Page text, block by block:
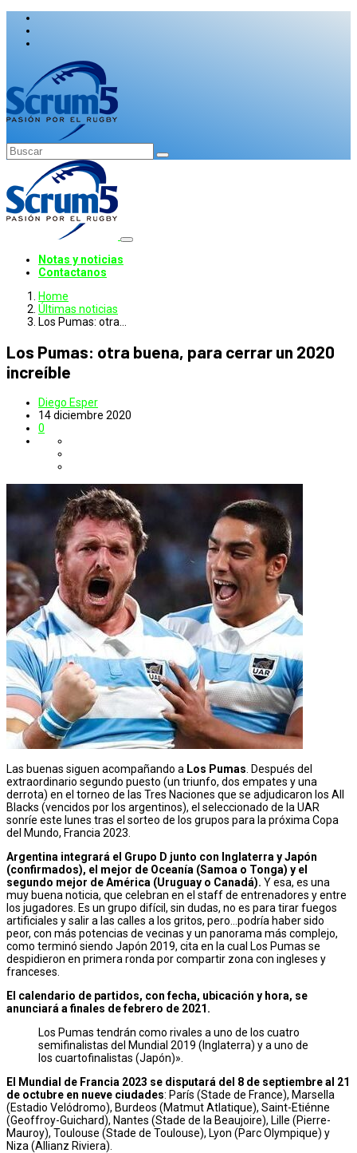
Notas y noticias
Contactanos
Home
Últimas noticias
Los Pumas: otra…
Los Pumas: otra buena, para cerrar un 2020
increíble
Diego Esper
14 diciembre 2020
0
Las buenas siguen acompañando a Los Pumas . Después del
extraordinario segundo puesto (un triunfo, dos empates y una
derrota) en el torneo de las Tres Naciones que se adjudicaron los All
Blacks (vencidos por los argentinos), el seleccionado de la UAR
sonríe este lunes tras el sorteo de los grupos para la próxima Copa
del Mundo, Francia 2023.
Argentina integrará el Grupo D junto con Inglaterra y Japón
(confirmados), el mejor de Oceanía (Samoa o Tonga) y el
segundo mejor de América (Uruguay o Canadá). Y esa, es una
muy buena noticia, que celebran en el staff de entrenadores y entre
los jugadores. Es un grupo difícil, sin dudas, no es para tirar fuegos
artificiales y salir a las calles a los gritos, pero…podría haber sido
peor, con más potencias de vecinas y un panorama más complejo,
como terminó siendo Japón 2019, cita en la cual Los Pumas se
despidieron en primera ronda por compartir zona con ingleses y
franceses.
El calendario de partidos, con fecha, ubicación y hora, se
anunciará a finales de febrero de 2021.
Los Pumas tendrán como rivales a uno de los cuatro
semifinalistas del Mundial 2019 (Inglaterra) y a uno de
los cuartofinalistas (Japón)».
El Mundial de Francia 2023 se disputará del 8 de septiembre al 21
de octubre en nueve ciudades: París (Stade de France), Marsella
(Estadio Velódromo), Burdeos (Matmut Atlatique), Saint-Etiénne
(Geoffroy-Guichard), Nantes (Stade de la Beaujoire), Lille (Pierre-
Mauroy), Toulouse (Stade de Toulouse), Lyon (Parc Olympique) y
Niza (Allianz Riviera).